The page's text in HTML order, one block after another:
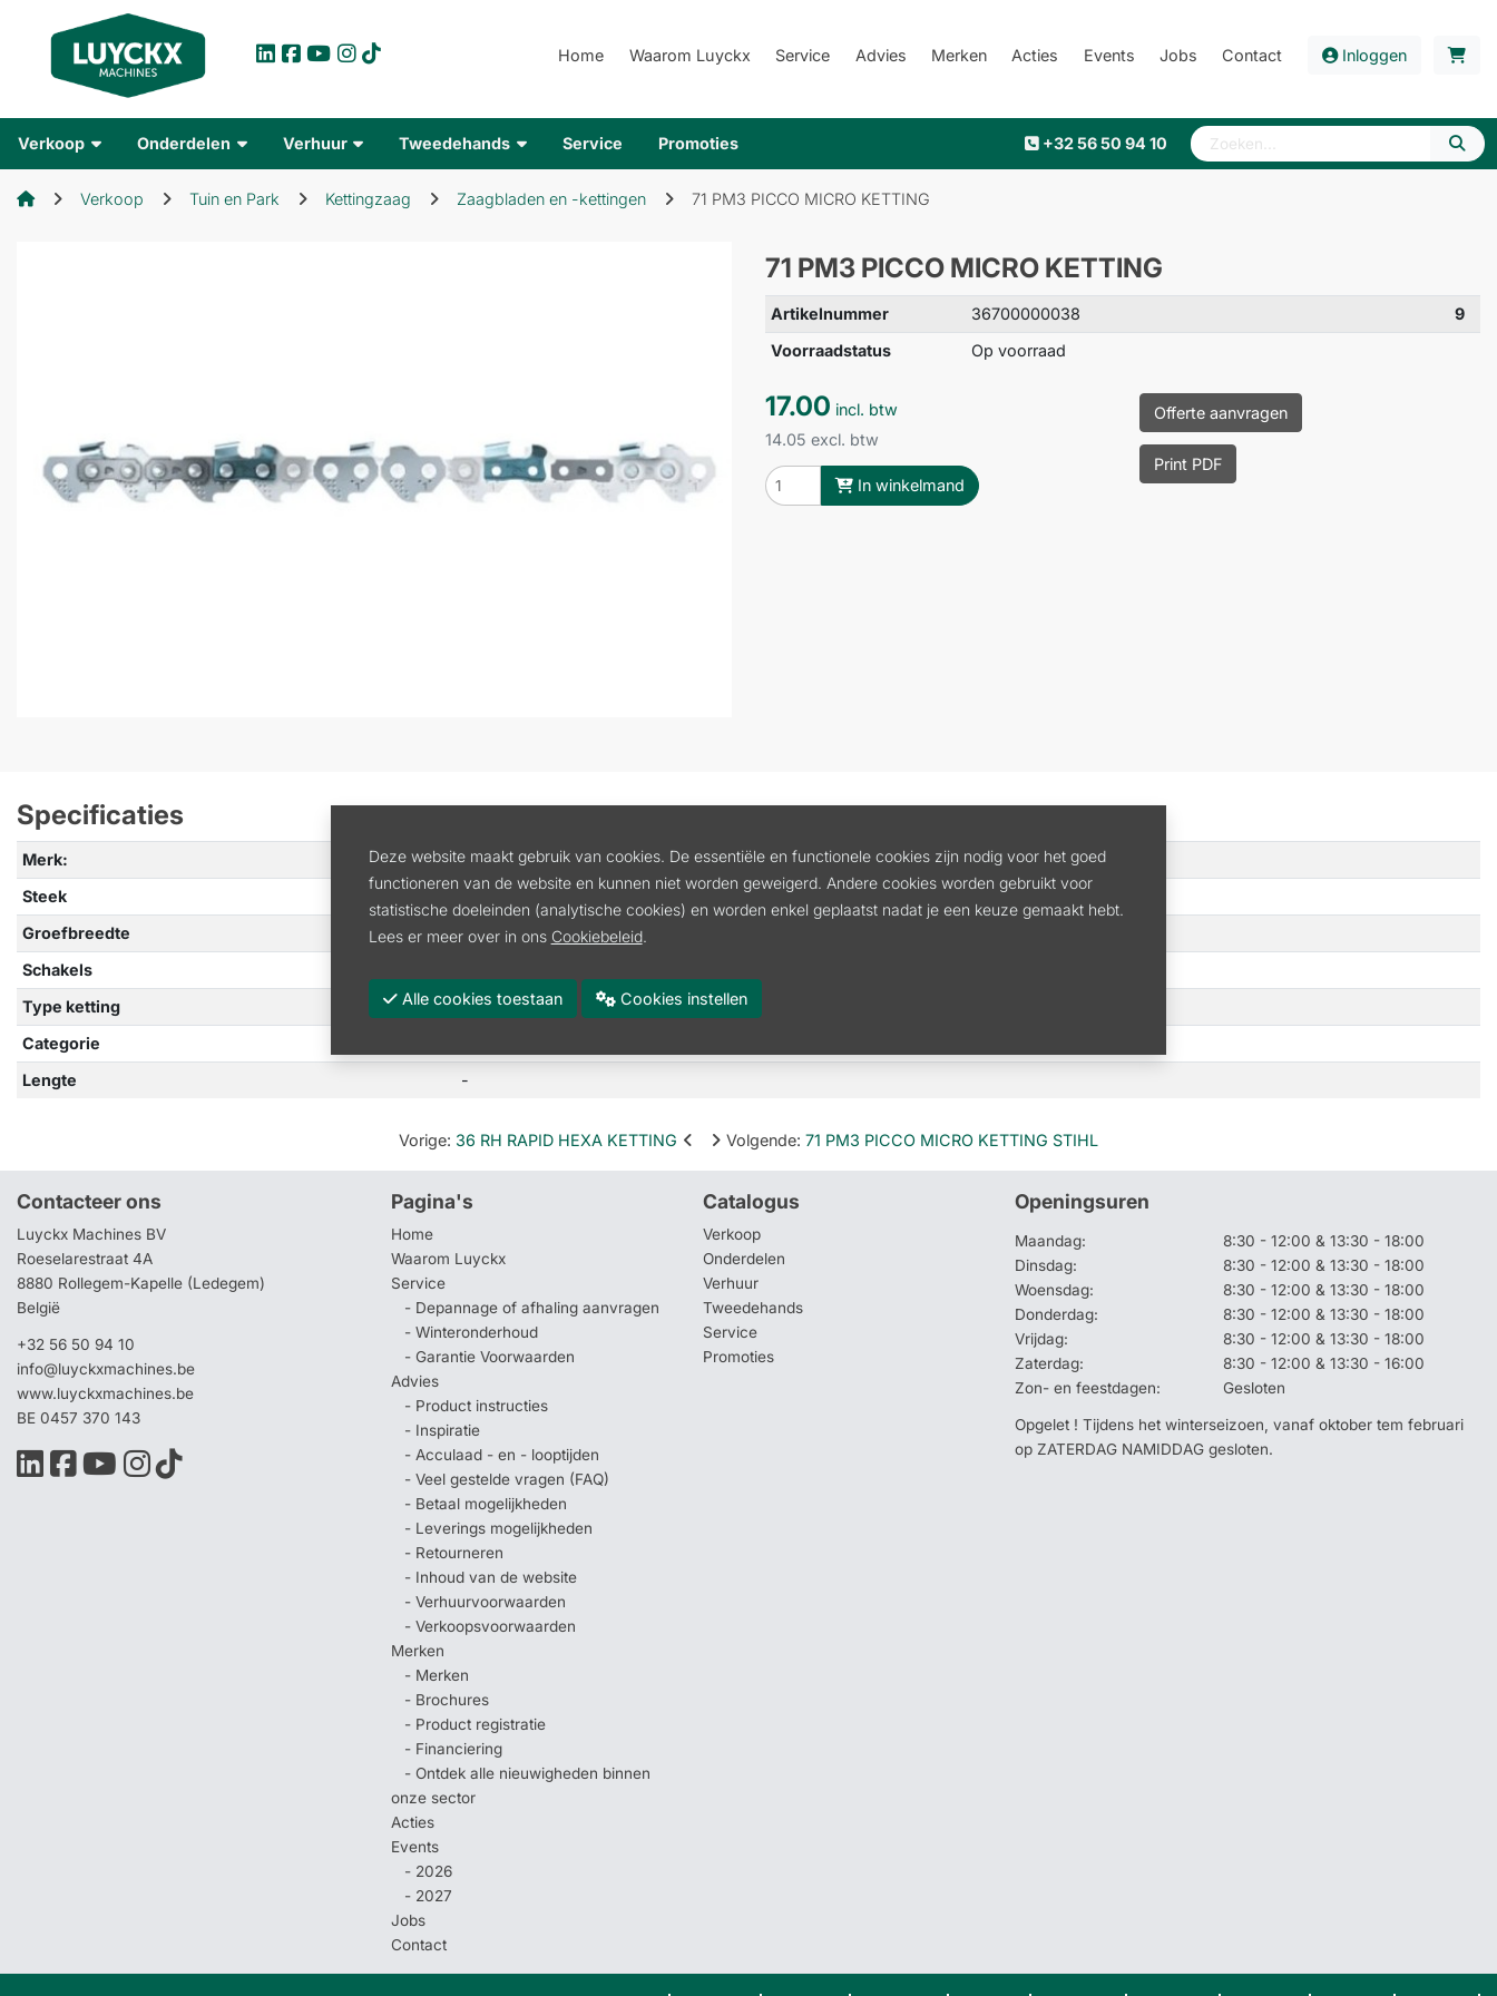
Home Waarom Luyckx Service Advies Merken Acties Events Jobs Contact Inloggen
Verkoop Onderdelen Verhuur Tweedehands Service Promoties +32 56 50 94 10
Verkoop Tuin en Park Kettingzaag Zaagbladen en -kettingen 71 PM3 PICCO MICRO KETTING
71 PM3 PICCO MICRO KETTING
Artikelnummer 36700000038
9
Voorraadstatus
Op voorraad
17.00 incl. btw
14.05 excl. btw
In winkelmand
Offerte aanvragen
Print PDF
Specificaties
Merk:
STIHL
Steek
Groefbreedte
1,1
Schakels
Type ketting
Micro 3
Categorie
Lengte
-
Vorige: 36 RH RAPID HEXA KETTING Volgende:71 PM3 PICCO MICRO KETTING STIHL
Contacteer ons
Luyckx Machines BV
Roeselarestraat 4A
8880 Rollegem-Kapelle (Ledegem)
België
+32 56 50 94 10
info@luyckxmachines.be
www.luyckxmachines.be
BE 0457 370 143
Pagina's
Home
Waarom Luyckx
Service
- Depannage of afhaling aanvragen
- Winteronderhoud
- Garantie Voorwaarden
Advies
- Product instructies
- Inspiratie
- Acculaad - en - looptijden
- Veel gestelde vragen (FAQ)
- Betaal mogelijkheden
- Leverings mogelijkheden
- Retourneren
- Inhoud van de website
- Verhuurvoorwaarden
- Verkoopsvoorwaarden
Merken
- Merken
- Brochures
- Product registratie
- Financiering
- Ontdek alle nieuwigheden binnen
onze sector
Acties
Events
- 2026
- 2027
Jobs
Contact
Catalogus
Verkoop
Onderdelen
Verhuur
Tweedehands
Service
Promoties
Openingsuren
Maandag:
8:30 - 12:00 & 13:30 - 18:00
Dinsdag:
8:30 - 12:00 & 13:30 - 18:00
Woensdag:
8:30 - 12:00 & 13:30 - 18:00
Donderdag:
8:30 - 12:00 & 13:30 - 18:00
Vrijdag:
8:30 - 12:00 & 13:30 - 18:00
Zaterdag:
8:30 - 12:00 & 13:30 - 16:00
Zon- en feestdagen:
Gesloten
Opgelet ! Tijdens het winterseizoen, vanaf oktober tem februari
op ZATERDAG NAMIDDAG gesloten.
Deze website maakt gebruik van cookies. De essentiële en functionele cookies zijn nodig voor het goed
functioneren van de website en kunnen niet worden geweigerd. Andere cookies worden gebruikt voor
statistische doeleinden (analytische cookies) en worden enkel geplaatst nadat je een keuze gemaakt hebt.
Lees er meer over in ons Cookiebeleid.
Alle cookies toestaan Cookies instellen